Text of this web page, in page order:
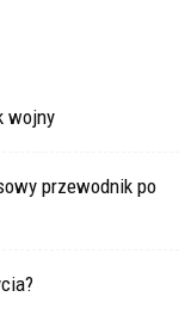
wojny
przewodnik po